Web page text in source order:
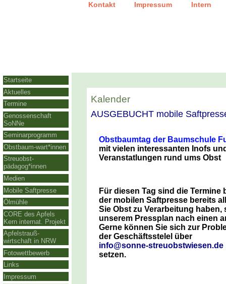
Kontakt Impressum Intern
Startseite
Aktuelles
Termine
Genossenschaft
SoNNe
Seminarprogramm
Obstbaum-wart*innen
Streuobst-
pädagog*innen
Medien
Mobile Saftpresse
Ölmühle
CORE des Apfels
Kern internat. Projekt
Apfelstrauß-
wirtschaft in NRW
Fotowettbewerb
Links
Impressum
Kalender
AUSGEBUCHT mobile
Obstbaumtag der Baumschule
mit vielen interessanten Inofs
Veranstatlungen rund ums Obst
Für diesen Tag sind die Termine
der mobilen Saftpresse bereits
Sie Obst zu Verarbeitung haben,
unserem Pressplan nach einen
Gerne können Sie sich zur
der Geschäftsstelel über
info@sonne-streuobstwiesen.de
setzen.